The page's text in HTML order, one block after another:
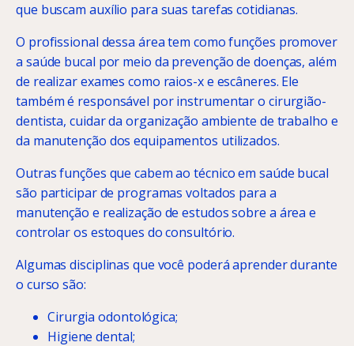
que buscam auxílio para suas tarefas cotidianas.
O profissional dessa área tem como funções promover
a saúde bucal por meio da prevenção de doenças, além
de realizar exames como raios-x e escâneres. Ele
também é responsável por instrumentar o cirurgião-
dentista, cuidar da organização ambiente de trabalho e
da manutenção dos equipamentos utilizados.
Outras funções que cabem ao técnico em saúde bucal
são participar de programas voltados para a
manutenção e realização de estudos sobre a área e
controlar os estoques do consultório.
Algumas disciplinas que você poderá aprender durante
o curso são:
Cirurgia odontológica;
Higiene dental;